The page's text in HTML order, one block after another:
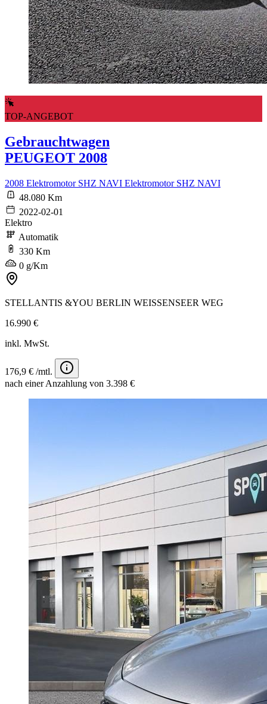
TOP-ANGEBOT
Gebrauchtwagen
PEUGEOT 2008
2008 Elektromotor SHZ NAVI Elektromotor SHZ NAVI
48.080 Km
2022-02-01
Elektro
Automatik
330 Km
0 g/Km
STELLANTIS &YOU BERLIN WEISSENSEER WEG
16.990 €
inkl. MwSt.
176,9 € /mtl.
nach einer Anzahlung von 3.398 €